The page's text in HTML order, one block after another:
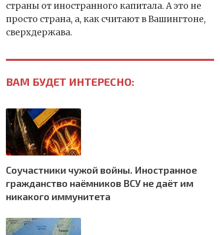
страны от иностранного капитала. А это не
просто страна, а, как считают в Вашингтоне,
сверхдержава.
ВАМ БУДЕТ ИНТЕРЕСНО:
Соучастники чужой войны. Иностранное
гражданство наёмников ВСУ не даёт им
никакого иммунитета